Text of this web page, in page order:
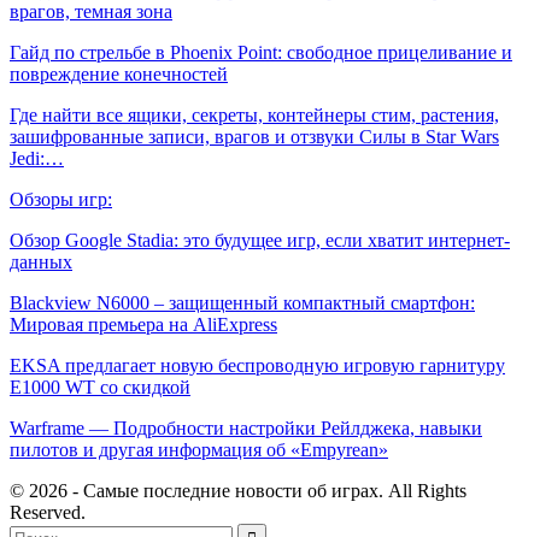
врагов, темная зона
Гайд по стрельбе в Phoenix Point: свободное прицеливание и
повреждение конечностей
Где найти все ящики, секреты, контейнеры стим, растения,
зашифрованные записи, врагов и отзвуки Силы в Star Wars
Jedi:…
Обзоры игр:
Обзор Google Stadia: это будущее игр, если хватит интернет-
данных
Blackview N6000 – защищенный компактный смартфон:
Мировая премьера на AliExpress
EKSA предлагает новую беспроводную игровую гарнитуру
E1000 WT со скидкой
Warframe — Подробности настройки Рейлджека, навыки
пилотов и другая информация об «Empyrean»
© 2026 - Самые последние новости об играх. All Rights
Reserved.